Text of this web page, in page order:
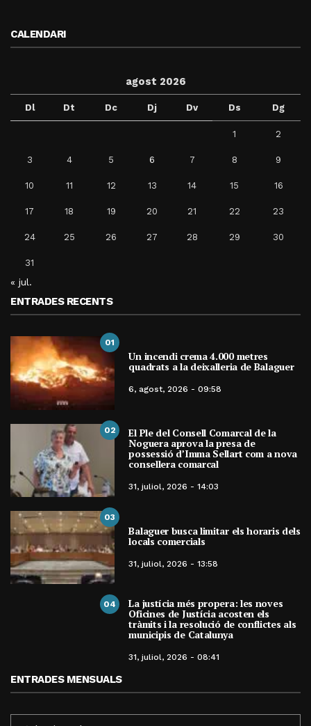
CALENDARI
agost 2026
Dl Dt Dc Dj Dv Ds Dg
1 2
3 4 5 6 7 8 9
10 11 12 13 14 15 16
17 18 19 20 21 22 23
24 25 26 27 28 29 30
31
« jul.
ENTRADES RECENTS
01
Un incendi crema 4.000 metres
quadrats a la deixalleria de Balaguer
6, agost, 2026 - 09:58
02 El Ple del Consell Comarcal de la
Noguera aprova la presa de
possessió d’Imma Sellart com a nova
consellera comarcal
31, juliol, 2026 - 14:03
03
Balaguer busca limitar els horaris dels
locals comercials
31, juliol, 2026 - 13:58
04 La justícia més propera: les noves
Oficines de Justícia acosten els
tràmits i la resolució de conflictes als
municipis de Catalunya
31, juliol, 2026 - 08:41
ENTRADES MENSUALS